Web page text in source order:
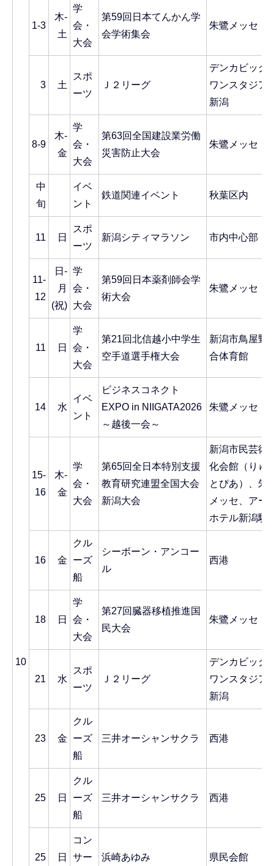
10
1-3
木-
土
学
会・
大会
第59回日本てんかん学
会学術集会
朱鷺メッセ
3 土
スポ
ーツ
Ｊ２リーグ
デンカビッグ
ワンスタジア
新潟
8-9
木-
金
学
会・
大会
第63回全国建設業労働
災害防止大会
朱鷺メッセ
中
旬
イベ
ント
鉄道関連イベント 秋葉区内
11 日
スポ
ーツ
新潟シティマラソン 市内中心部
11-
12
日-
月
(祝)
学
会・
大会
第59回日本薬剤師会学
術大会
朱鷺メッセ
11 日
学
会・
大会
第21回北信越小中学生
空手道選手権大会
新潟市鳥屋野
合体育館
14 水
イベ
ント
ビジネスコネクト
EXPO in NIIGATA2026
～越後一会～
朱鷺メッセ
15-
16
木-
金
学
会・
大会
第65回全日本特別支援
教育研究連盟全国大会
新潟大会
新潟市民芸術
化会館（りゅ
とぴあ）、朱
メッセ、アー
ホテル新潟駅
16 金
クル
ーズ
船
シーボーン・アンコー
ル
西港
18 日
学
会・
大会
第27回臓器移植推進国
民大会
朱鷺メッセ
21 水
スポ
ーツ
Ｊ２リーグ
デンカビッグ
ワンスタジア
新潟
23 金
クル
ーズ
船
三井オーシャンサクラ 西港
25 日
クル
ーズ
船
三井オーシャンサクラ 西港
25 日
コン
サー
浜崎あゆみ 県民会館